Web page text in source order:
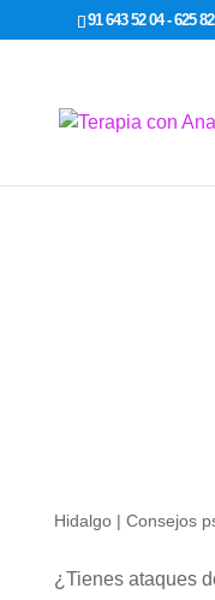
google-site-verification:
91 643 52 04 - 625
Hidalgo| Consejos
¿Tienes ataques